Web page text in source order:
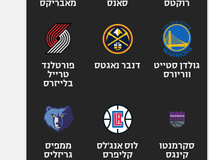
רוקטס
סאנס
מאבריקס
גולדן סטייט
ווריורס
דנבר נאגטס
פורטלנד
טרייל
בלייזרס
סקרמנטו
קינגס
לוס אנג'לס
קליפרס
ממפיס
גריזליס